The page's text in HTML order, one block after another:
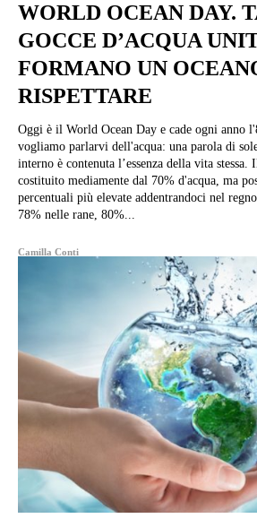
WORLD OCEAN DAY.
GOCCE D’ACQUA
FORMANO UN
RISPETTARE
Oggi è il World Ocean Day e cade ogni anno
vogliamo parlarvi dell'acqua: una parola di
interno è contenuta l’essenza della vita
costituito mediamente dal 70% d'acqua, ma
percentuali più elevate addentrandoci nel
78% nelle rane, 80%...
Camilla Conti